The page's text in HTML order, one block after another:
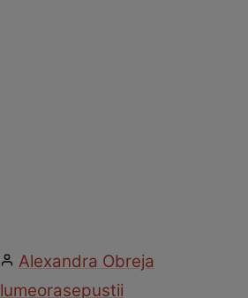
Alexandra Obreja
lumeorasepustii